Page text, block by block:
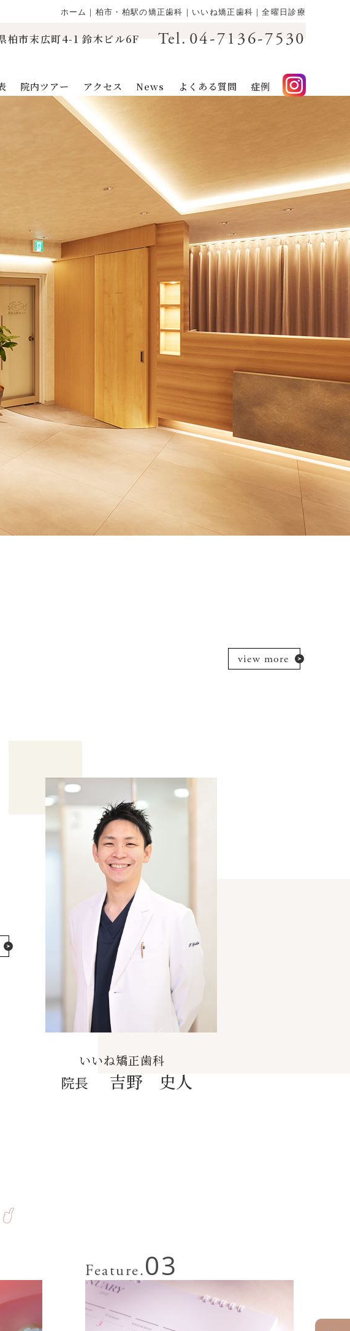
ホーム｜柏市・柏駅の矯正歯科｜いいね矯正歯科｜全曜日診療
柏市末広町4-1 鈴木ビル6F Tel. 04-7136-7530
院内ツアー アクセス News よくある質問 症例
view more
いいね矯正歯科
院長 吉野 史人
Feature.03